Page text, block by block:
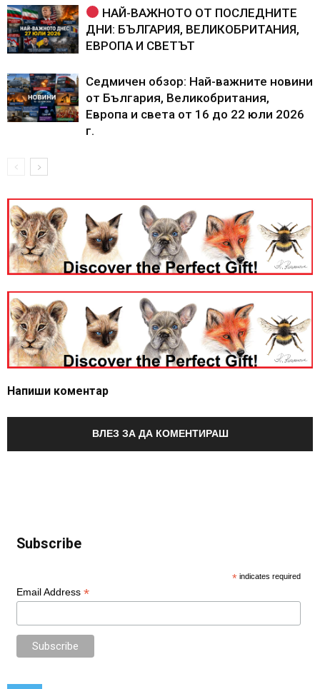
НАЙ-ВАЖНОТО ОТ ПОСЛЕДНИТЕ
ДНИ: БЪЛГАРИЯ, ВЕЛИКОБРИТАНИЯ,
ЕВРОПА И СВЕТЪТ
Седмичен обзор: Най-важните новини
от България, Великобритания,
Европа и света от 16 до 22 юли 2026
г.
Напиши коментар
ВЛЕЗ ЗА ДА КОМЕНТИРАШ
Subscribe
* indicates required
Email Address *